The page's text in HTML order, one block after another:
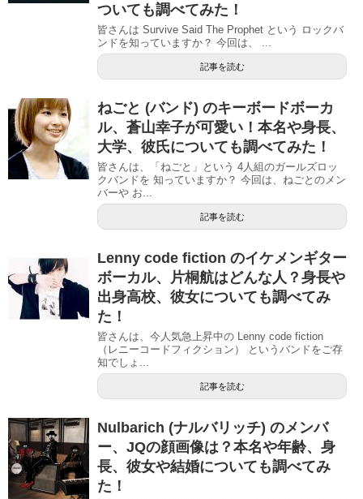
ついても調べてみた！
皆さんは Survive Said The Prophet という ロックバ
ンドを知っていますか？ 今回は、 ...
記事を読む
ねごと (バンド) のキーボードボーカ
ル、蒼山幸子が可愛い！本名や身長、
大学、彼氏についても調べてみた！
皆さんは、「ねごと」という 4人組のガールズロッ
クバンドを 知っていますか？ 今回は、ねごとのメン
バーや お...
記事を読む
Lenny code fiction のイケメンギター
ボーカル、片桐航はどんな人？身長や
出身高校、彼女についても調べてみ
た！
皆さんは、今人気急上昇中の Lenny code fiction
（レニーコードフィクション） というバンドをご存
知でしょ...
記事を読む
Nulbarich (ナルバリッチ) のメンバ
ー、JQの顔画像は？本名や年齢、身
長、彼女や結婚についても調べてみ
た！